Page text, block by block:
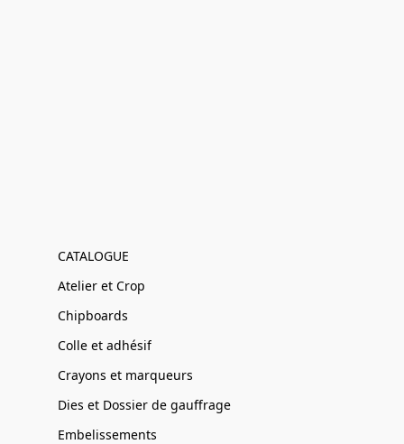
CATALOGUE
Atelier et Crop
Chipboards
Colle et adhésif
Crayons et marqueurs
Dies et Dossier de gauffrage
Embelissements